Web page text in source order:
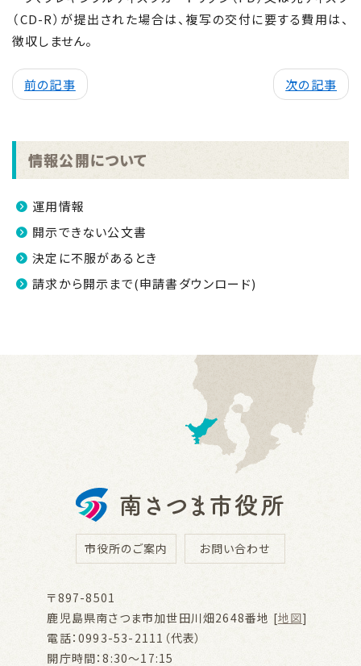
（CD-R）が提出された場合は、複写の交付に要する費用は、
徴収しません。
前の記事 次の記事
情報公開について
運用情報
開示できない公文書
決定に不服があるとき
請求から開示まで(申請書ダウンロード)
市役所のご案内 お問い合わせ
〒897-8501
鹿児島県南さつま市加世田川畑2648番地 [地図]
電話：0993-53-2111（代表）
開庁時間：8:30～17:15